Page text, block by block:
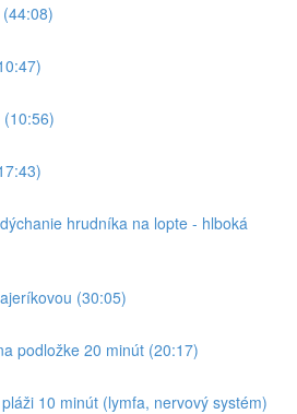
hrudníka na lopte - hlboká
(30:05)
podložke 20 minút (20:17)
10 minút (lymfa, nervový systém)